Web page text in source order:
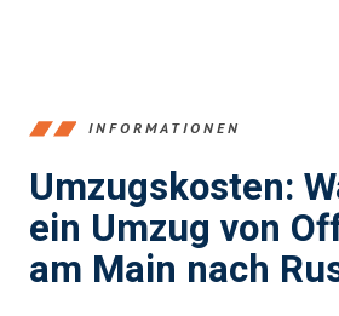
INFORMATIONEN
Umzugskosten:
ein Umzug von
am Main nach